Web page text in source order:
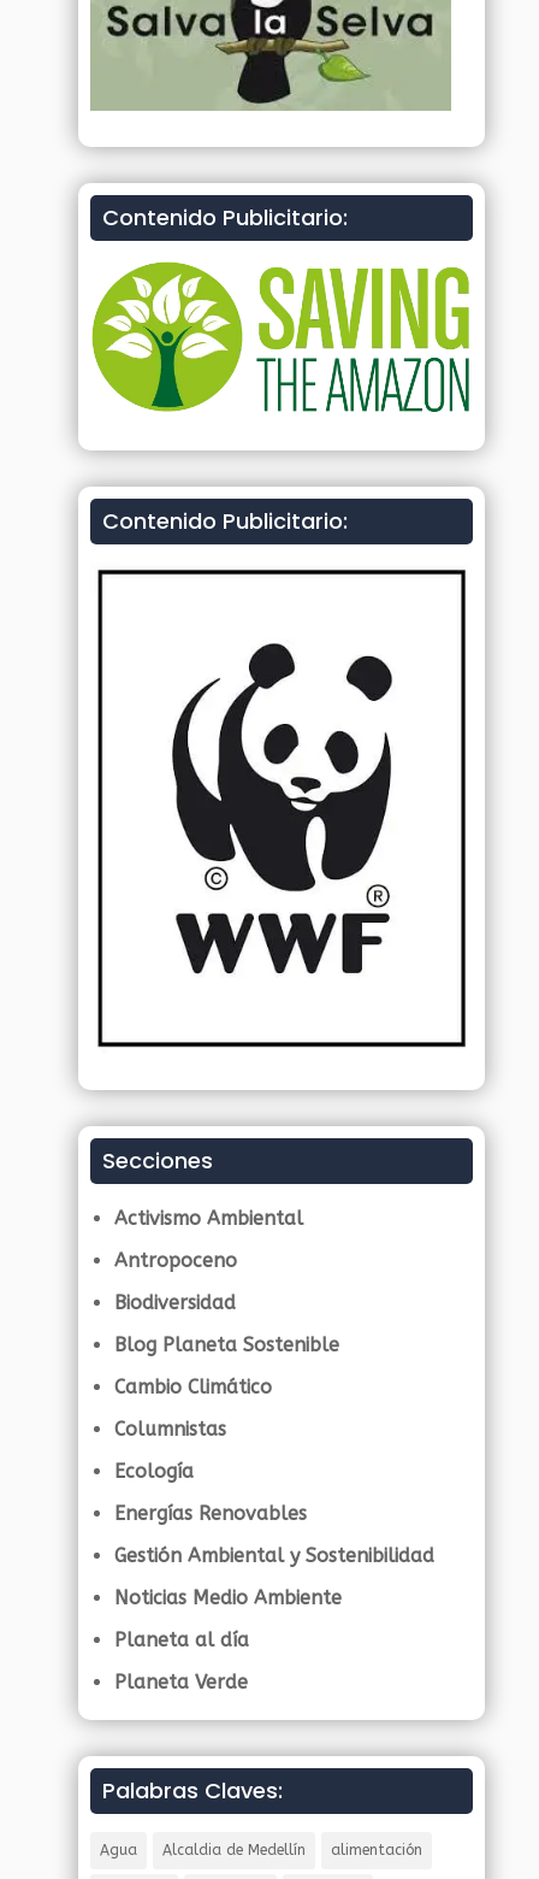
Contenido Publicitario:
Contenido Publicitario:
Secciones
Activismo Ambiental
Antropoceno
Biodiversidad
Blog Planeta Sostenible
Cambio Climático
Columnistas
Ecología
Energías Renovables
Gestión Ambiental y Sostenibilidad
Noticias Medio Ambiente
Planeta al día
Planeta Verde
Palabras Claves:
Agua Alcaldia de Medellín alimentación